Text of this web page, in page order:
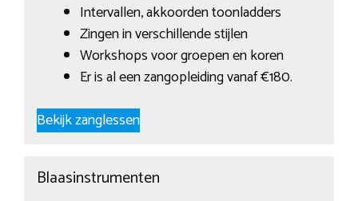
Intervallen, akkoorden toonladders
Zingen in verschillende stijlen
Workshops voor groepen en koren
Er is al een zangopleiding vanaf €180.
Bekijk zanglessen
Blaasinstrumenten